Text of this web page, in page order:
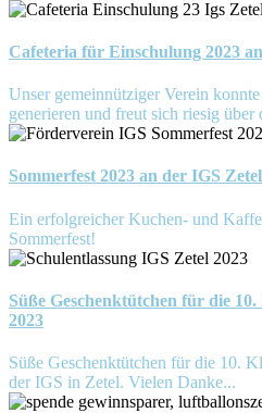
Cafeteria für Einschulung 2023
Unser gemeinnütziger Verein
generieren und freut sich riesig über
Sommerfest 2023 an der IGS Zetel
Ein erfolgreicher Kuchen- und
Sommerfest!
Süße Geschenktütchen für die
2023
Süße Geschenktütchen für die 10.
der IGS in Zetel. Vielen Danke...